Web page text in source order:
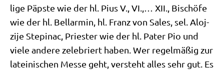
li­ge Päp­ste wie der hl. Pius V., VI.,… XII., Bischö­fe
wie der hl. Bell­ar­min, hl. Franz von Sales, sel. Alo­j­
zi­je Ste­pinac, Prie­ster wie der hl. Pater Pio und
vie­le ande­re zele­briert haben. Wer regel­mä­ßig zur
latei­ni­schen Mes­se geht, ver­steht alles sehr gut. Es